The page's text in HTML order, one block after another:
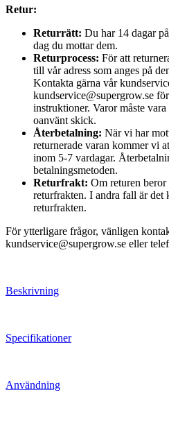
Retur:
Returrätt: Du har 14 dagar
dag du mottar dem.
Returprocess: För att
till vår adress som anges på
Kontakta gärna vår
kundservice@supergrow.se
instruktioner. Varor måste
oanvänt skick.
Återbetalning: När vi har
returnerade varan kommer vi
inom 5-7 vardagar.
betalningsmetoden.
Returfrakt: Om returen
returfrakten. I andra fall är det
returfrakten.
För ytterligare frågor, vänligen
kundservice@supergrow.se eller
Beskrivning
Specifikationer
Användning